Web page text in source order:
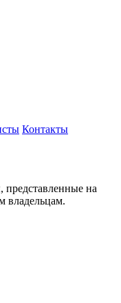
Контакты
представленные на
владельцам.